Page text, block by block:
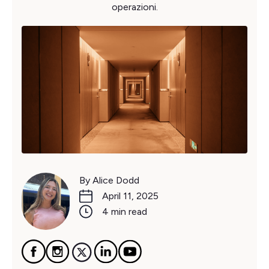
operazioni.
By Alice Dodd
April 11, 2025
4 min read